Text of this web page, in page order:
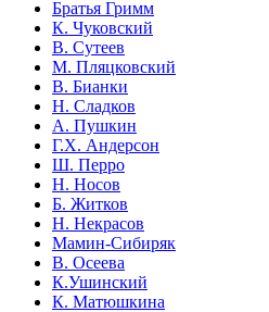
Братья Гримм
К. Чуковский
В. Сутеев
М. Пляцковский
В. Бианки
Н. Сладков
А. Пушкин
Г.Х. Андерсон
Ш. Перро
Н. Носов
Б. Житков
Н. Некрасов
Мамин-Сибиряк
В. Осеева
К.Ушинский
К. Матюшкина